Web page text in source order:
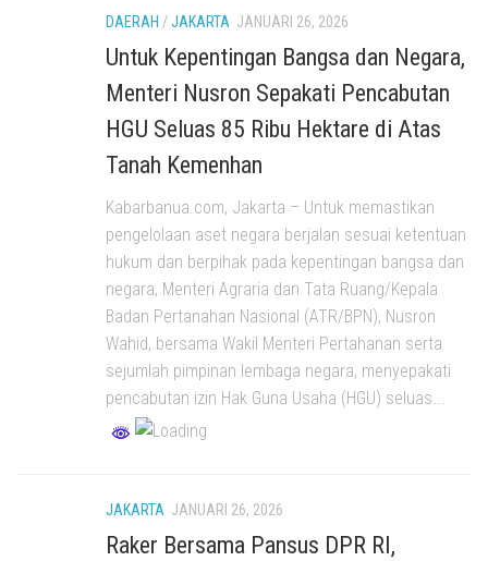
DAERAH /JAKARTA JANUARI 26, 2026
Untuk Kepentingan Bangsa dan Negara,
Menteri Nusron Sepakati Pencabutan
HGU Seluas 85 Ribu Hektare di Atas
Tanah Kemenhan
Kabarbanua.com, Jakarta – Untuk memastikan
pengelolaan aset negara berjalan sesuai ketentuan
hukum dan berpihak pada kepentingan bangsa dan
negara, Menteri Agraria dan Tata Ruang/Kepala
Badan Pertanahan Nasional (ATR/BPN), Nusron
Wahid, bersama Wakil Menteri Pertahanan serta
sejumlah pimpinan lembaga negara, menyepakati
pencabutan izin Hak Guna Usaha (HGU) seluas...
JAKARTA JANUARI 26, 2026
Raker Bersama Pansus DPR RI,